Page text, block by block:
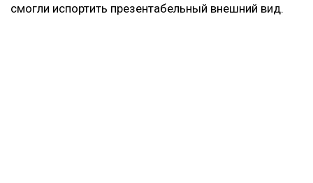
смогли испортить презентабельный внешний вид.